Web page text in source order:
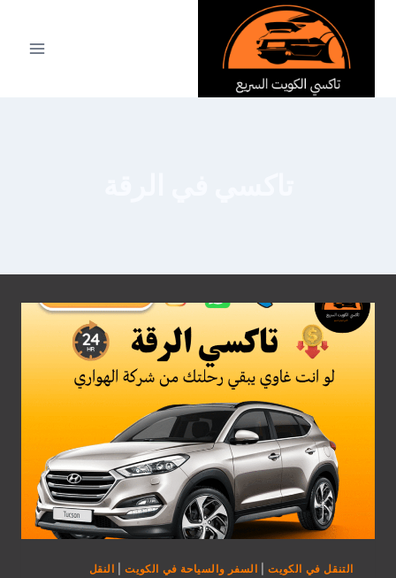
المحتوى
التنقل في الكويت| السفر والسياحة في الكويت| النقل